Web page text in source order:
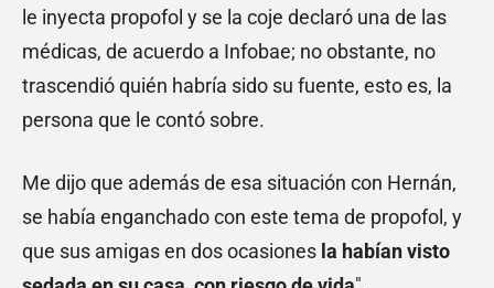
le inyecta propofol y se la coje declaró una de las
médicas, de acuerdo a Infobae; no obstante, no
trascendió quién habría sido su fuente, esto es, la
persona que le contó sobre.
Me dijo que además de esa situación con Hernán,
se había enganchado con este tema de propofol, y
que sus amigas en dos ocasiones la habían visto